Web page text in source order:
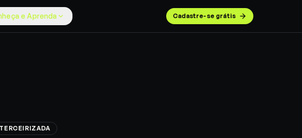
e Aprenda Cadastre-se grátis